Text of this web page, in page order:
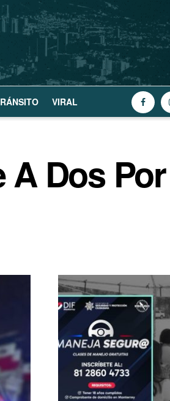
VIRAL
A Dos